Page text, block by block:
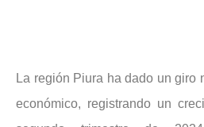
La región Piura ha dado un giro
económico, registrando un